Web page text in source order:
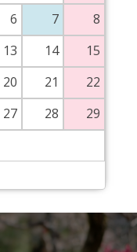
6 7
8
13 14
15
20 21
22
27 28
29